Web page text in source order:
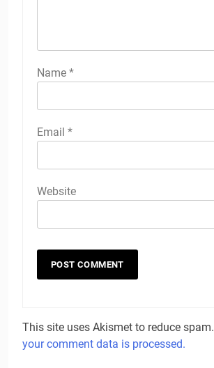
Name *
Email *
Website
This site uses Akismet to reduce spam.
your comment data is processed.